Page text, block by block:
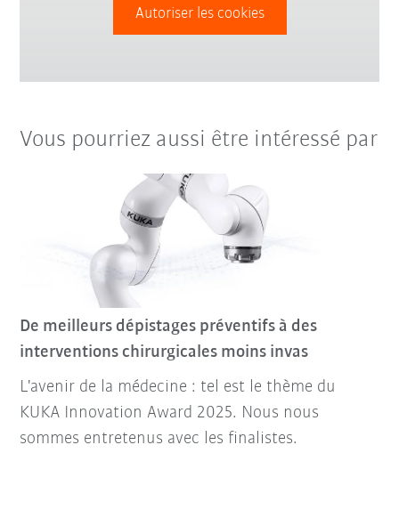
Autoriser les cookies
Vous pourriez aussi être intéressé par
De meilleurs dépistages préventifs à des
interventions chirurgicales moins invas
L'avenir de la médecine : tel est le thème du
KUKA Innovation Award 2025. Nous nous
sommes entretenus avec les finalistes.